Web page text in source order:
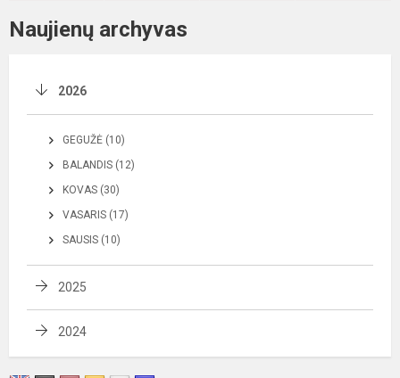
Naujienų archyvas
2026
GEGUŽĖ (10)
BALANDIS (12)
KOVAS (30)
VASARIS (17)
SAUSIS (10)
2025
2024